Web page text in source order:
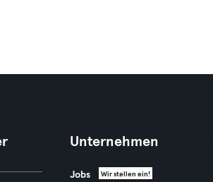
Unternehmen
Jobs Wir stellen ein!